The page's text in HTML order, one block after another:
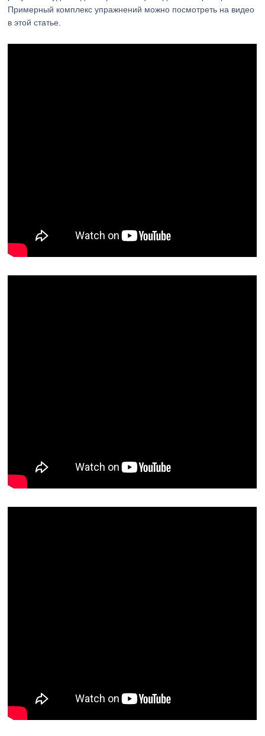
Примерный комплекс упражнений можно посмотреть на видео
в этой статье.